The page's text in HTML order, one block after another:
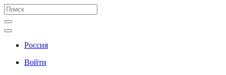
Россия
Войти